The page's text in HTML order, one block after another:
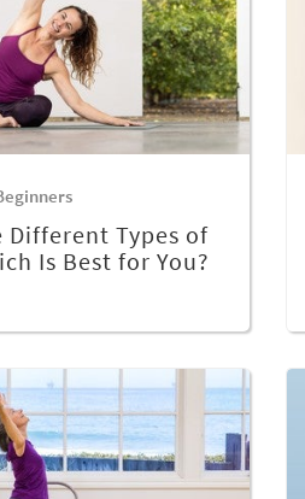
Different Types of
Is Best for You?